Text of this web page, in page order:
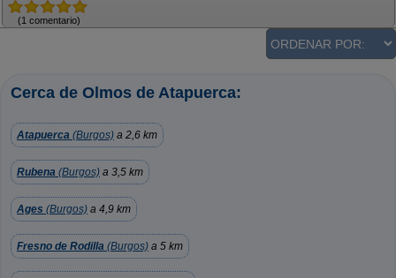
(1 comentario)
Cerca de Olmos de Atapuerca:
Atapuerca (Burgos) a 2,6 km
Rubena (Burgos) a 3,5 km
Ages (Burgos) a 4,9 km
Fresno de Rodilla (Burgos) a 5 km